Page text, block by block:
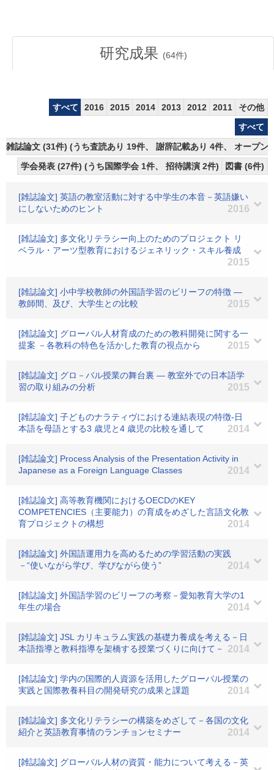
研究成果 (64件)
すべて 2016 2015 2014 2013 2012 2011
その他
すべて
雑誌論文 (31件) (うち査読あり 19件、 謝辞記載あり 4件、 オープン
学会発表 (27件) (うち国際学会 1件、 招待講演 2件)
図書 (6件)
[雑誌論文] 英語の教室活動に対する中学生の本音－英語嫌い
にしないためのヒント
2016
[雑誌論文] 多文化リテラシー向上のためのプロジェクト リ
ベラル・アーツ型教育におけるジェネリック・スキル養成
2015
[雑誌論文] 小中学校教師の外国語学習のビリーフの特徴 ―
教師間、及び、大学生との比較
2015
[雑誌論文] グローバル人材育成のための教科開発に関する一
提案 －各教科の特色を活かした教育の視点から
2015
[雑誌論文] グロ－バル授業の舞台裏 ― 教室外での日本語学
習の取り組みの分析
2015
[雑誌論文] 子どものナラティヴにおける連結表現の特徴-日
本語を母語とする3 歳児と4 歳児の比較を通して
2014
[雑誌論文] Process Analysis of the Presentation Activity in
Japanese as a Foreign Language Classes
2014
[雑誌論文] 高等教育機関におけるOECDのKEY
COMPETENCIES（主要能力）の育成をめざした言語文化教
育プロジェクトの構想
2014
[雑誌論文] 外国語運用力を高めるための学習活動の実践
－“使いながら学び、学びながら使う”
2014
[雑誌論文] 外国語学習のビリーフの考察－愛知教育大学の1
年生の場合
2014
[雑誌論文] JSL カリキュラム実践の基礎力養成を考える－日
本語指導と教科指導を架橋する授業づくりに向けて－
2014
[雑誌論文] 学内の国際的人資源を活用したグローバル授業の
実践と国際教養科目の開発研究の成果と課題
2014
[雑誌論文] 多文化リテラシーの構築をめざして－各国の文化
紹介と英語教育事情のランチョンセミナー
2014
[雑誌論文] グローバル人材の資質・能力について考える－英